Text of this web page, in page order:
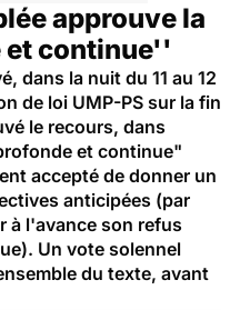
approuve la
continue''
dans la nuit du 11 au 12
de loi UMP-PS sur la fin
le recours, dans
et continue"
accepté de donner un
anticipées (par
à l'avance son refus
Un vote solennel
du texte, avant